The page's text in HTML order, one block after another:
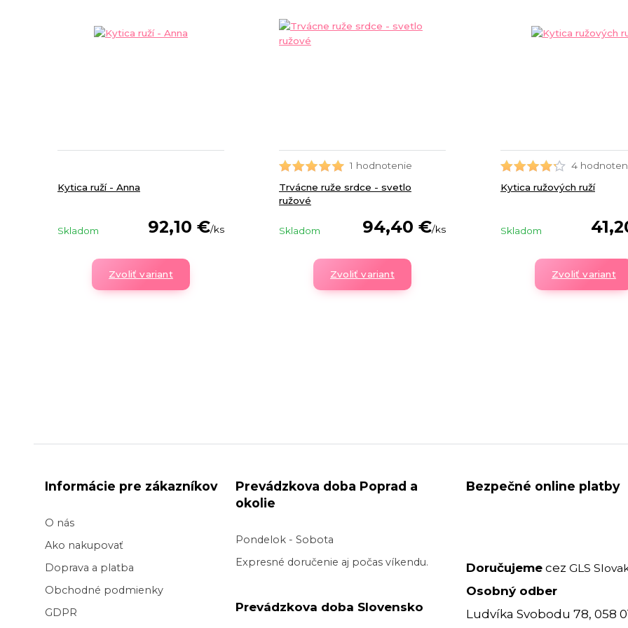
Kytica ruží - Anna
92,10 €/ks
Skladom
Zvoliť variant
1 hodnotenie
Trvácne ruže srdce - svetlo
ružové
94,40 €/ks
Skladom
Zvoliť variant
4
Kytica ružových ruží
Skladom
Zvoliť variant
Informácie pre zákazníkov
O nás
Ako nakupovať
Doprava a platba
Obchodné podmienky
GDPR
Prevádzkova doba Poprad a
okolie
Pondelok - Sobota
Expresné doručenie aj počas víkendu.
Prevádzkova doba Slovensko
Bezpečné online platby
Doručujeme cezGLS
Osobný odber
Ludvíka Svobodu 78, 058